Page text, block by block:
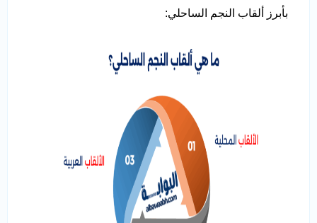
بأبرز ألقاب النجم الساحلي: